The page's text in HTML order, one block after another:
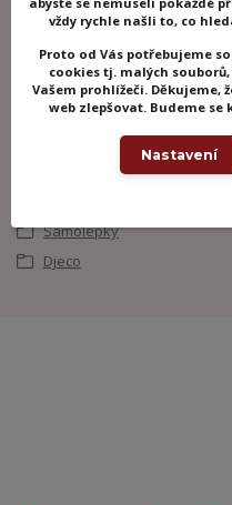
+420
(Po-
Zboží zařazeno v
Samolepky
Djeco
vždy rychle našli to, co
Proto od Vás potřebujeme
cookies tj. malých
Vašem prohlížeči. Děkujeme,
web zlepšovat. Budeme se
Nastavení